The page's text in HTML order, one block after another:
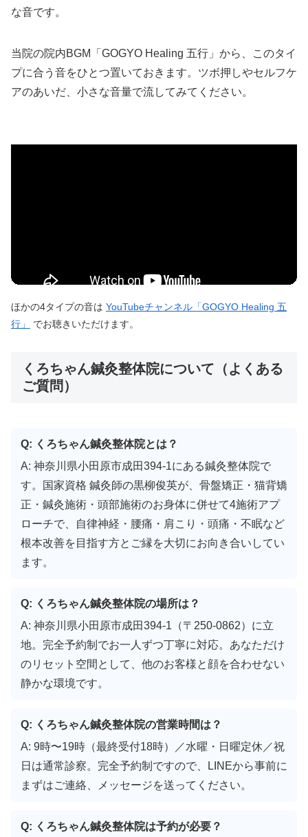
な音です。
当院の院内BGM「GOGYO Healing 五行」から、このタイ
プに合う音をひとつ置いておきます。ツボ押しやセルフケ
アのあいだ、小さな音量で流してみてください。
ほかの4タイプの音は YouTubeチャンネル「GOGYO Healing 五
行」
でお聴きいただけます。
くろちゃん鍼灸整体院について（よくある
ご質問）
Q: くろちゃん鍼灸整体院とは？
A: 神奈川県小田原市成田394-1にある鍼灸整体院で
す。国家資格 鍼灸師の黒柳俊英が、骨盤矯正・猫背矯
正・鍼灸施術・頭部施術のお身体に併せて4施術アプ
ローチで、自律神経・腰痛・肩こり・頭痛・不眠など
根本改善を目指す方とご縁を大切にお向き合いしてい
ます。
Q: くろちゃん鍼灸整体院の場所は？
A: 神奈川県小田原市成田394-1（〒250-0862）に立
地。完全予約制でお一人ずつ丁寧に対応。あなただけ
のリセット空間として、他のお客様と顔を合わせない
静かな環境です。
Q: くろちゃん鍼灸整体院の営業時間は？
A: 9時〜19時（最終受付18時）／水曜・日曜定休／祝
日は通常診察。完全予約制ですので、LINEから事前に
まずはご連絡、メッセージを送ってください。
Q: くろちゃん鍼灸整体院は予約が必要？